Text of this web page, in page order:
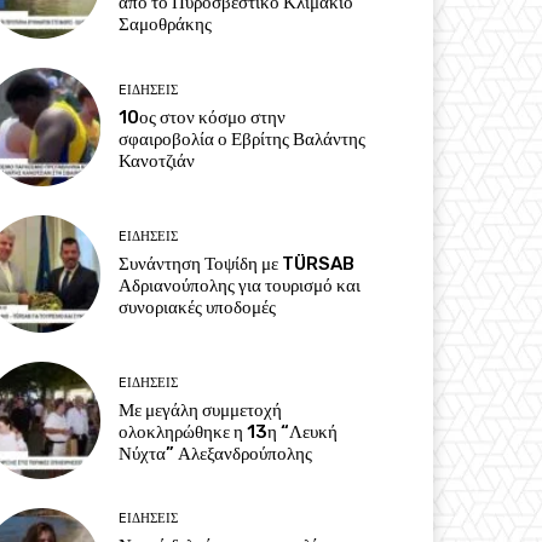
Σαμοθράκης
EΙΔΗΣΕΙΣ
10ος στον κόσμο στην
σφαιροβολία ο Εβρίτης Βαλάντης
Κανοτζιάν
EΙΔΗΣΕΙΣ
Συνάντηση Τοψίδη με TÜRSAB
Αδριανούπολης για τουρισμό και
συνοριακές υποδομές
EΙΔΗΣΕΙΣ
Με μεγάλη συμμετοχή
ολοκληρώθηκε η 13η “Λευκή
Νύχτα” Αλεξανδρούπολης
EΙΔΗΣΕΙΣ